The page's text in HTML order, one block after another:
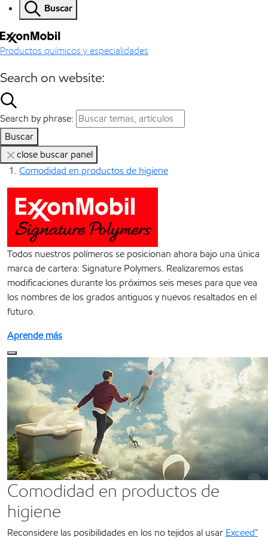
Buscar
Productos químicos y especialidades
Search on website:
Search by phrase:
Buscar
close buscar panel
Comodidad en productos de higiene
Todos nuestros polímeros se posicionan ahora bajo una única
marca de cartera: Signature Polymers. Realizaremos estas
modificaciones durante los próximos seis meses para que vea
los nombres de los grados antiguos y nuevos resaltados en el
futuro.
Aprende más
Comodidad en productos de
higiene
Reconsidere las posibilidades en los no tejidos al usar Exceed™